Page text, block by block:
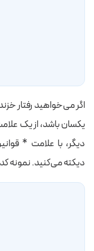
اگر می‌خواهید رفتار
یکسان باشد، از یک
دیگر، با علامت *
دیکته می‌کنید. نمونه